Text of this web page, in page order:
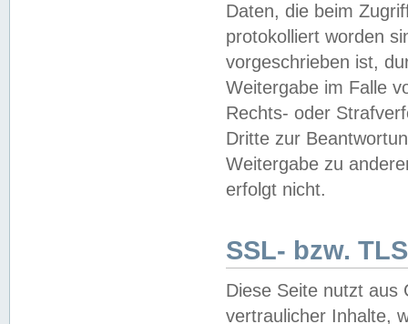
Daten, die beim
protokolliert worden
vorgeschrieben ist,
Weitergabe im Falle
Rechts- oder
Dritte zur
Weitergabe zu
erfolgt nicht.
SSL- bzw.
Diese Seite nutzt aus
vertraulicher Inhalte,